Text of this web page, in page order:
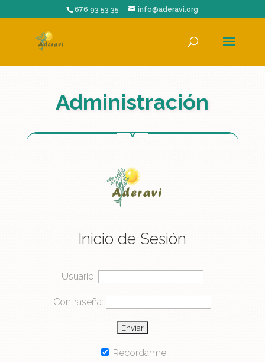
676 93 53 35 info@aderavi.org
Administración
Inicio de Sesión
Usuario:
Contraseña:
Recordarme